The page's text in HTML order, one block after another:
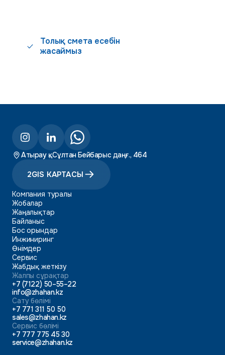
Толық смета есебін
жасаймыз
Атырау қ., Сұлтан Бейбарыс даңғ., 464
2GIS КАРТАСЫ
Компания туралы
Жобалар
Жаңалықтар
Байланыс
Бос орындар
Инжиниринг
Өнімдер
Сервис
Жабдық жеткізу
Жалпы сұрақтар
+7 (7122) 50–55–22
info@zhahan.kz
Сату бөлімі
+7 771 311 50 50
sales@zhahan.kz
Сервис бөлімі
+7 777 775 45 30
service@zhahan.kz